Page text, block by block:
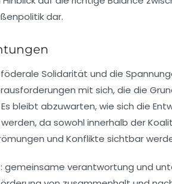
dar.
föderale Solidarität und die
mit sich, die die
bleibt abzuwarten, wie sich die
da sowohl innerhalb der
und Konflikte sichtbar